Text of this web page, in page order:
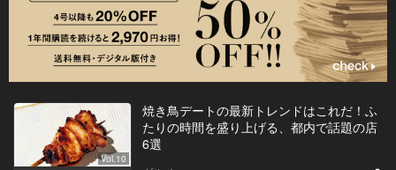
Vol.10
焼き鳥デートの最新トレンドはこれだ！ふ
たりの時間を盛り上げる、都内で話題の店
6選